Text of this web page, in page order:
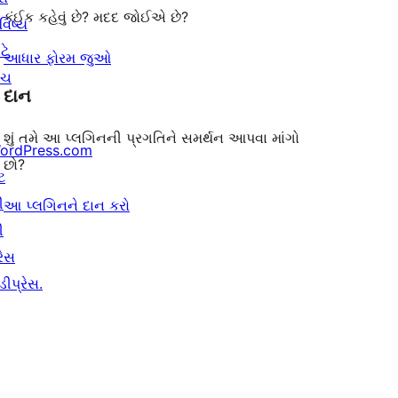
કંઈક કહેવું છે? મદદ જોઈએ છે?
આધાર ફોરમ જુઓ
દાન
શું તમે આ પ્લગિનની પ્રગતિને સમર્થન આપવા માંગો
છો?
આ પ્લગિનને દાન કરો